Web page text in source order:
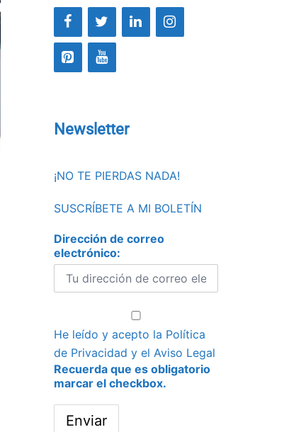
Newsletter
¡NO TE PIERDAS NADA!
SUSCRÍBETE A MI BOLETÍN
Dirección de correo
electrónico:
He leído y acepto la Política
de Privacidad y el Aviso Legal
Recuerda que es obligatorio
marcar el checkbox.